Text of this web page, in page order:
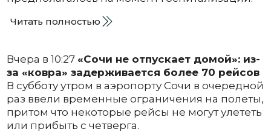
Читать полностью
Вчера в 10:27 «Сочи не отпускает домой»: из-
за «ковра» задерживается более 70 рейсов
В субботу утром в аэропорту Сочи в очередной
раз ввели временные ограничения на полеты,
притом что некоторые рейсы не могут улететь
или прибыть с четверга.